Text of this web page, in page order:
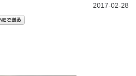
2017-02-28